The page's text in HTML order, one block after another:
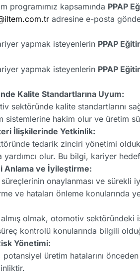
programımız kapsamında PPAP
adresine e-posta
yapmak isteyenlerin PPAP
yapmak isteyenlerin PPAP
Kalite Standartlarına Uyum:
sektöründe kalite standartlarını
sistemlerine hakim olur ve üretim
İlişkilerinde Yetkinlik:
tedarik zinciri yönetimi
yardımcı olur. Bu bilgi, kariyer
Anlama ve İyileştirme:
süreçlerinin onaylanması ve
ve hataları önleme konularında
olmak, otomotiv sektöründeki
kontrolü konularında bilgili
Yönetimi:
potansiyel üretim hatalarını